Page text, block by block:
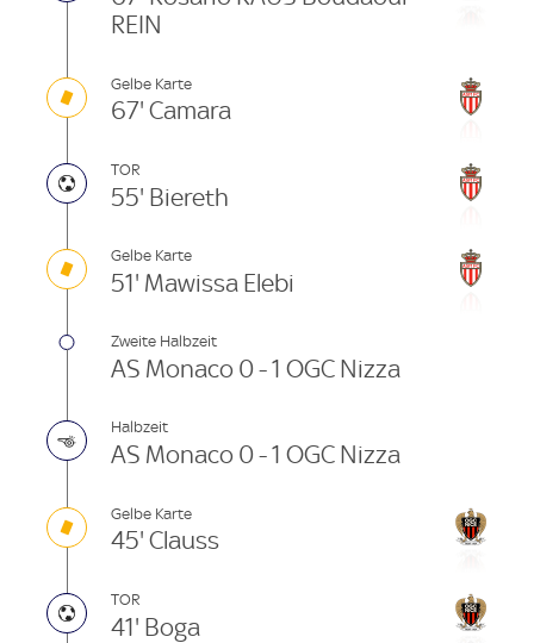
REIN
Gelbe Karte
67' Camara
TOR
55' Biereth
Gelbe Karte
51' Mawissa Elebi
Zweite Halbzeit
AS Monaco 0 - 1 OGC Nizza
Halbzeit
AS Monaco 0 - 1 OGC Nizza
Gelbe Karte
45' Clauss
TOR
41' Boga